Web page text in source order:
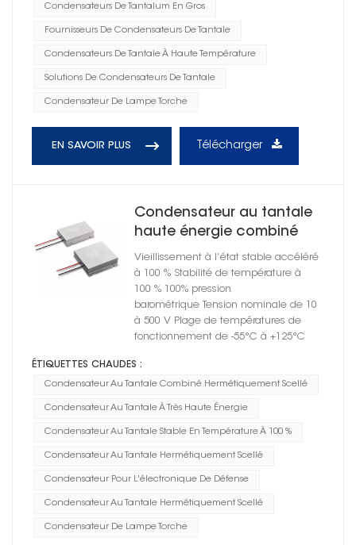
Condensateurs De Tantalum En Gros
Fournisseurs De Condensateurs De Tantale
Condensateurs De Tantale À Haute Température
Solutions De Condensateurs De Tantale
Condensateur De Lampe Torche
EN SAVOIR PLUS Télécharger
Condensateur au tantale
haute énergie combiné
hermétiquement scellé
Vieillissement à l’état stable accéléré
à 100 % Stabilité de température à
100 % 100% pression
barométrique Tension nominale de 10
à 500 V Plage de températures de
fonctionnement de -55°C à +125°C
ÉTIQUETTES CHAUDES :
Condensateur Au Tantale Combiné Hermétiquement Scellé
Condensateur Au Tantale À Très Haute Énergie
Condensateur Au Tantale Stable En Température À 100 %
Condensateur Au Tantale Hermétiquement Scellé
Condensateur Pour L'électronique De Défense
Condensateur Au Tantale Hermétiquement Scellé
Condensateur De Lampe Torche